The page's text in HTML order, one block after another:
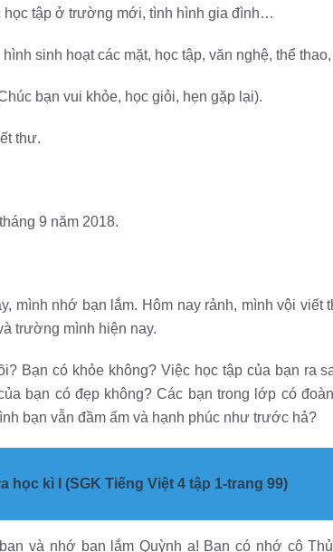
học tập ở trường mới, tình hình gia đình…
sinh hoạt các mặt, học tập, văn nghệ, thể
bạn vui khỏe, học giỏi, hẹn gặp lại).
thư.
9 năm 2018.
mình nhớ bạn lắm. Hôm nay rảnh, mình vội viết
trường mình hiện nay.
Bạn có khỏe không? Việc học tập của bạn ra
bạn có đẹp không? Các bạn trong lớp có
bạn vẫn đầm ấm và hạnh phúc như trước hả?
học kì I (SGK Tiếng Việt 4 tập 1-trang 99)
và nhớ bạn lắm Quỳnh ạ! Bạn có nhớ cô